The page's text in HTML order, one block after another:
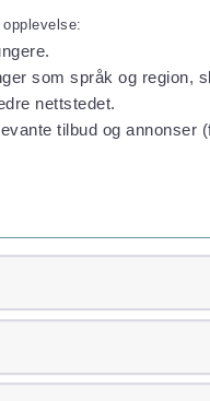
som språk og region,
nettstedet.
tilbud og annonser
cookies som direkte